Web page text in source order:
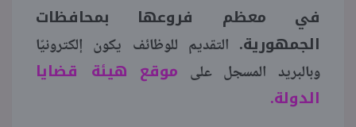
بوابة الطلبة
ملفات
في معظم فروعها بمحافظات
الجمهورية. التقديم للوظائف يكون إلكترونيًا
وبالبريد المسجل على موقع هيئة قضايا
الدولة.